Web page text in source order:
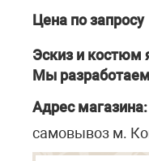
Цена по запросу
Эскиз и костюм
Мы
Адрес магазина:
самовывоз м.